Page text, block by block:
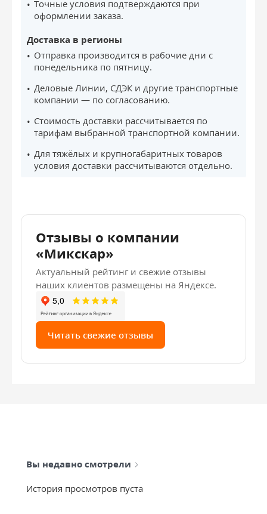
Точные условия подтверждаются при
оформлении заказа.
Доставка в регионы
Отправка производится в рабочие дни с
понедельника по пятницу.
Деловые Линии, СДЭК и другие транспортные
компании — по согласованию.
Стоимость доставки рассчитывается по
тарифам выбранной транспортной компании.
Для тяжёлых и крупногабаритных товаров
условия доставки рассчитываются отдельно.
Отзывы о компании
«Микскар»
Актуальный рейтинг и свежие отзывы
наших клиентов размещены на Яндексе.
Читать свежие отзывы
Вы недавно смотрели
История просмотров пуста